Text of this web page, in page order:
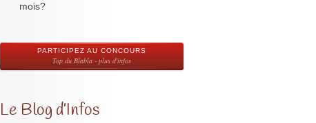
mois?
PARTICIPEZ AU CONCOURS
Top du Blabla - plus d'infos
Le Blog d’Infos